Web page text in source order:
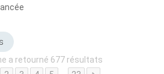
a retourné 677 résultats